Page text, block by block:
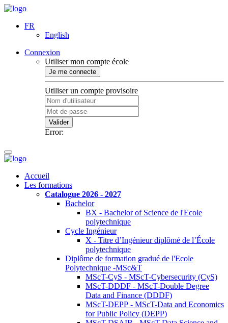
FR
English
Connexion
Utiliser mon compte école
Je me connecte
Utiliser un compte provisoire
Valider
Error:
Accueil
Les formations
Catalogue 2026 - 2027
Bachelor
BX - Bachelor of Science de l'Ecole
polytechnique
Cycle Ingénieur
X - Titre d’Ingénieur diplômé de l’École
polytechnique
Diplôme de formation gradué de l'Ecole
Polytechnique -MSc&T
MScT-CyS - MScT-Cybersecurity (CyS)
MScT-DDDF - MScT-Double Degree
Data and Finance (DDDF)
MScT-DEPP - MScT-Data and Economics
for Public Policy (DEPP)